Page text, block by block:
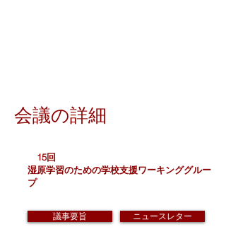
会議の詳細
15回
湿原学習のための学校支援ワーキンググルー
プ
議事要旨 ニュースレター